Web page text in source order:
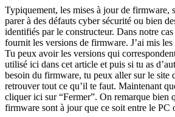
Typiquement, les mises à jour de firmware,
parer à des défauts cyber sécurité ou bien
identifiés par le constructeur. Dans notre cas
fournit les versions de firmware. J’ai mis
Tu peux avoir les versions qui
utilisé ici dans cet article et puis si tu as
besoin du firmware, tu peux aller sur le site
retrouver tout ce qu’il te faut. Maintenant
cliquer ici sur “Fermer”. On remarque bien
firmware sont à jour que ce soit entre le PC